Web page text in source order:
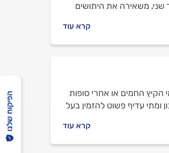
שני, משאירה את היתושים
קרא עוד
החמים או אחרי סופות
ומתי עדיף פשוט להזמין בעל
קרא עוד הפיקוח שלנו